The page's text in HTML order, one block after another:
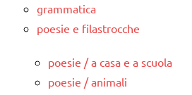
grammatica
poesie e filastrocche
poesie / a casa e a scuola
poesie / animali